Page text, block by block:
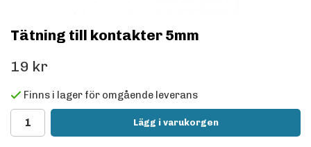
Tätning till kontakter 5mm
19 kr
Finns i lager för omgående leverans
Lägg i varukorgen